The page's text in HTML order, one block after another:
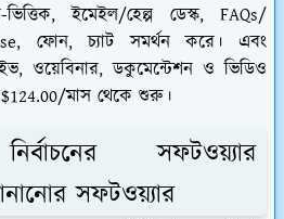
ইমেইল/হেল্প ডেস্ক, FAQs/
ফোন, চ্যাট সমর্থন করে। এবং
ওয়েবিনার, ডকুমেন্টেশন ও ভিডিও
$124.00/মাস থেকে শুরু।
সফটওয়্যার
সফটওয়্যার